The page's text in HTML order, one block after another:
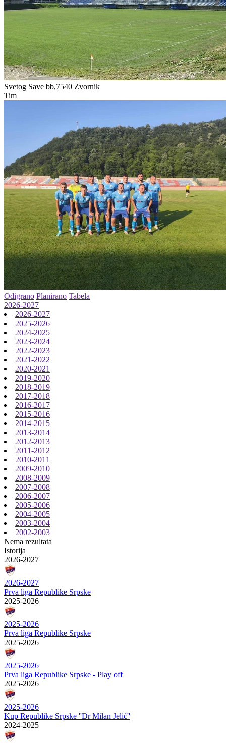
Svetog Save bb,7540 Zvornik
Tim
Odigrano Planirano Tabela
2026-2027
2026-2027
2025-2026
2024-2025
2023-2024
2022-2023
2021-2022
2020-2021
2019-2020
2018-2019
2017-2018
2016-2017
2015-2016
2014-2015
2013-2014
2012-2013
2011-2012
2010-2011
2009-2010
2008-2009
2007-2008
2006-2007
2005-2006
2004-2005
2003-2004
2002-2003
Nema rezultata
Istorija
2026-2027
2026-2027
Prva liga Republike Srpske
2025-2026
2025-2026
Prva liga Republike Srpske
2025-2026
2025-2026
Prva liga Republike Srpske - Play off
2025-2026
2025-2026
Kup Republike Srpske ''Dr Milan Jelić''
2024-2025